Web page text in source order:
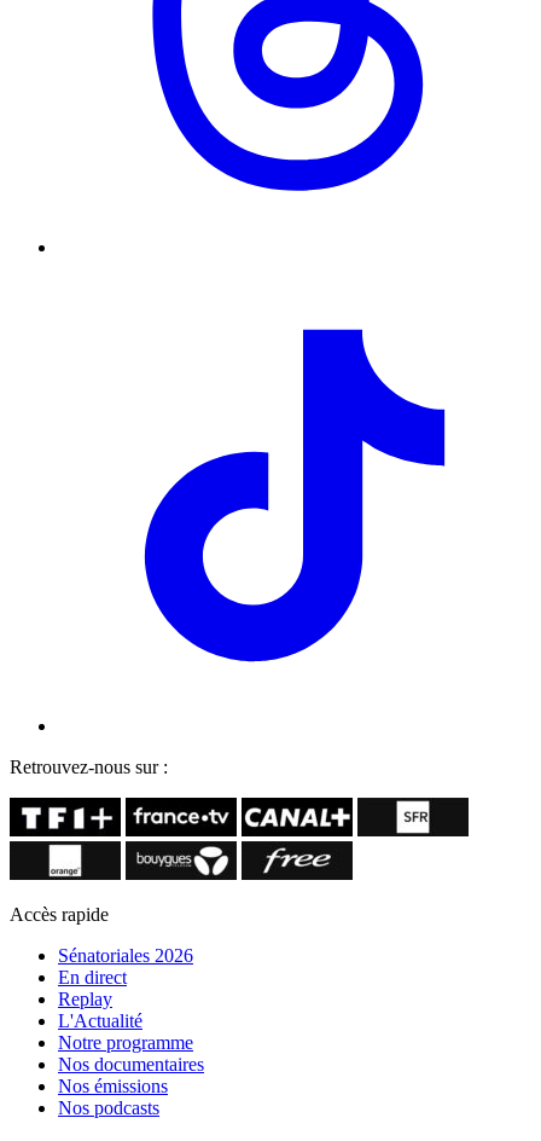
Retrouvez-nous sur :
Accès rapide
Sénatoriales 2026
En direct
Replay
L'Actualité
Notre programme
Nos documentaires
Nos émissions
Nos podcasts